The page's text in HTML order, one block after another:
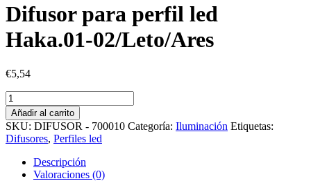
Difusor para perfil led
Haka.01-02/Leto/Ares
€5,54
Difusor
para
perfil
led
Haka.01-
02/Leto/Ares
cantidad
Añadir al carrito
SKU: DIFUSOR - 700010 Categoría: Iluminación Etiquetas:
Difusores, Perfiles led
Descripción
Valoraciones (0)